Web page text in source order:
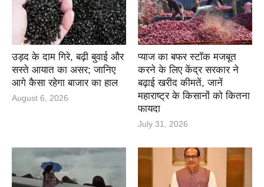
उड़द के दाम गिरे, बढ़ी बुवाई और
सस्ते आयात का असर; जानिए
आगे कैसा रहेगा बाजार का हाल
August 6, 2026
प्याज का बफर स्टॉक मजबूत
करने के लिए केंद्र सरकार ने
बढ़ाई खरीद कीमतें, जानें
महाराष्ट्र के किसानों को कितना
फायदा
July 31, 2026